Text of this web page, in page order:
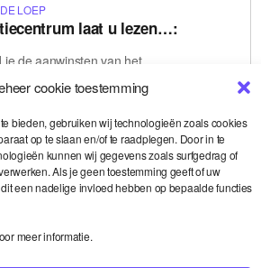
cookie toestemming
bieden, gebruiken wij technologieën zoals cookies
op te slaan en/of te raadplegen. Door in te
kunnen wij gegevens zoals surfgedrag of
Als je geen toestemming geeft of uw
een nadelige invloed hebben op bepaalde functies
meer informatie.
LOEP
laat u lezen…:
je de aanwinsten van het
in Brussel is gevestigd. “Waarom
sexe,sexe,slam